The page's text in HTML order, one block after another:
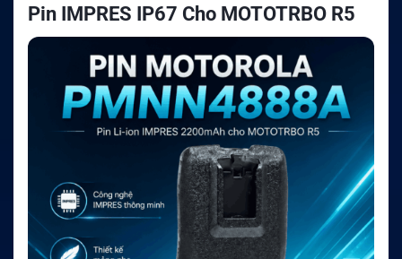
Pin IMPRES IP67 Cho MOTOTRBO R5